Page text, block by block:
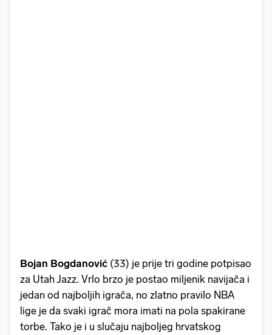
Bojan Bogdanović (33) je prije tri godine potpisao
za Utah Jazz. Vrlo brzo je postao miljenik navijača i
jedan od najboljih igrača, no zlatno pravilo NBA
lige je da svaki igrač mora imati na pola spakirane
torbe. Tako je i u slučaju najboljeg hrvatskog